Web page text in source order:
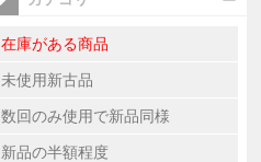
在庫がある商品
未使用新古品
数回のみ使用で新品同様
新品の半額程度